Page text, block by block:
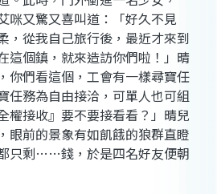
咪又驚又喜叫道：「好久不見
，從我自己旅行後，最近才來到
這個鎮，就來造訪你們啦！」晴
你們看這個，工會有一樣尋寶任
任務為自由接洽，可單人也可組
權接收』要不要接看看？」晴兒
眼前的景象有如飢餓的狼群直瞪
只剩……錢，於是四名好友便朝